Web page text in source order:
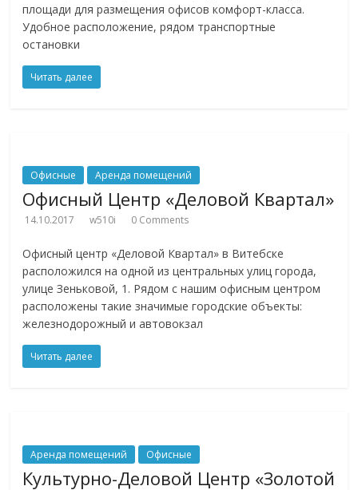
площади для размещения офисов комфорт-класса.
Удобное расположение, рядом транспортные
остановки
Читать далее
Офисные Аренда помещений
Офисный Центр «Деловой Квартал»
14.10.2017 w510i 0 Comments
Офисный центр «Деловой Квартал» в Витебске
расположился на одной из центральных улиц города,
улице Зеньковой, 1. Рядом с нашим офисным центром
расположены такие значимые городские объекты:
железнодорожный и автовокзал
Читать далее
Аренда помещений Офисные
Культурно-Деловой Центр «Золотой